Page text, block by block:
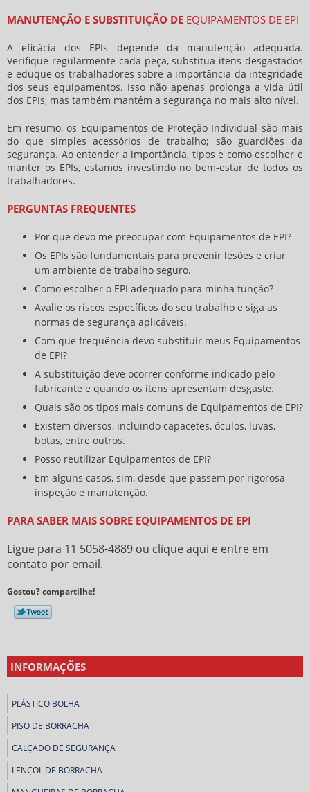
MANUTENÇÃO E SUBSTITUIÇÃO DE EQUIPAMENTOS DE EPI
A eficácia dos EPIs depende da manutenção adequada.
Verifique regularmente cada peça, substitua itens desgastados
e eduque os trabalhadores sobre a importância da integridade
dos seus equipamentos. Isso não apenas prolonga a vida útil
dos EPIs, mas também mantém a segurança no mais alto nível.
Em resumo, os Equipamentos de Proteção Individual são mais
do que simples acessórios de trabalho; são guardiões da
segurança. Ao entender a importância, tipos e como escolher e
manter os EPIs, estamos investindo no bem-estar de todos os
trabalhadores.
PERGUNTAS FREQUENTES
Por que devo me preocupar com Equipamentos de EPI?
Os EPIs são fundamentais para prevenir lesões e criar
um ambiente de trabalho seguro.
Como escolher o EPI adequado para minha função?
Avalie os riscos específicos do seu trabalho e siga as
normas de segurança aplicáveis.
Com que frequência devo substituir meus Equipamentos
de EPI?
A substituição deve ocorrer conforme indicado pelo
fabricante e quando os itens apresentam desgaste.
Quais são os tipos mais comuns de Equipamentos de EPI?
Existem diversos, incluindo capacetes, óculos, luvas,
botas, entre outros.
Posso reutilizar Equipamentos de EPI?
Em alguns casos, sim, desde que passem por rigorosa
inspeção e manutenção.
PARA SABER MAIS SOBRE EQUIPAMENTOS DE EPI
Ligue para 11 5058-4889 ou clique aqui e entre em
contato por email.
Gostou? compartilhe!
INFORMAÇÕES
PLÁSTICO BOLHA
PISO DE BORRACHA
CALÇADO DE SEGURANÇA
LENÇOL DE BORRACHA